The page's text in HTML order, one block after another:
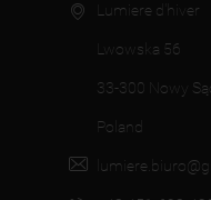
Lumiere d'hiver
Lwowska 56
33-300 Nowy
Poland